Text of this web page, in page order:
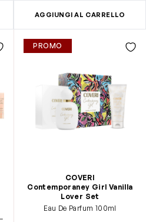
AGGIUNGI AL CARRELLO
PROMO
COVERI
Contemporaney Girl Vanilla
Lover Set
Eau De Parfum 100ml